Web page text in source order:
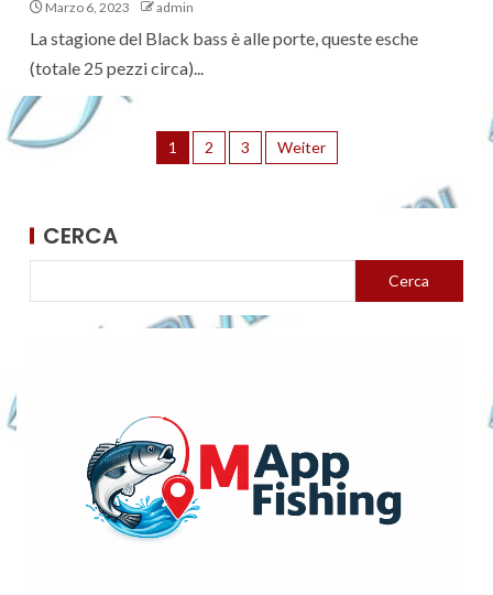
Marzo 6, 2023 admin
La stagione del Black bass è alle porte, queste esche
(totale 25 pezzi circa)...
1 2 3 Weiter
CERCA
Cerca